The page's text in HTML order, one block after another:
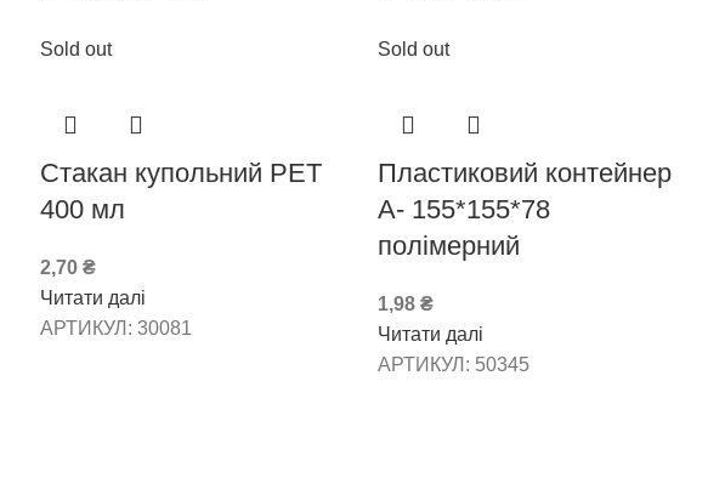
Sold out
Стакан купольний РЕТ
400 мл
2,70 ₴
Читати далі
АРТИКУЛ: 30081
Sold out
Пластиковий контейнер
А- 155*155*78
полімерний
1,98 ₴
Читати далі
АРТИКУЛ: 50345